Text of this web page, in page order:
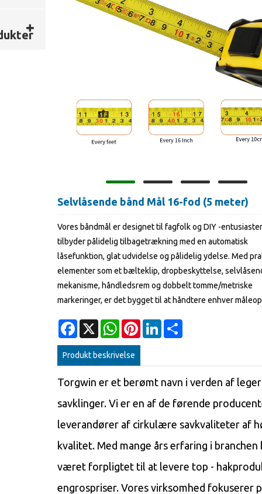
Selvlåsende bånd Mål 16-fod (5 meter)
Vores båndmål er designet til fagfolk og DIY -
tilbyder pålidelig tilbagetrækning med en automatisk
låsefunktion, glat udvidelse og pålidelig ydelse. Med
elementer som et bælteklip, dropbeskyttelse,
mekanisme, håndledsrem og dobbelt tomme/metriske
markeringer, er det bygget til at håndtere enhver
Facebook
X WhatsAppPinterestLinkedIn
Produkt beskrivelse
Torgwin er et berømt navn i verden af
savklinger. Vi er en af ​​de førende
leverandører af cirkulære savkvaliteter af
kvalitet. Med mange års erfaring i branchen
været forpligtet til at levere top -
engrospriser. Vores virksomhed fokuserer